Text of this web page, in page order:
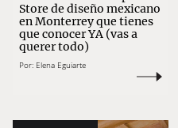
Store de diseño mexicano
en Monterrey que tienes
que conocer YA (vas a
querer todo)
Por: Elena Eguiarte